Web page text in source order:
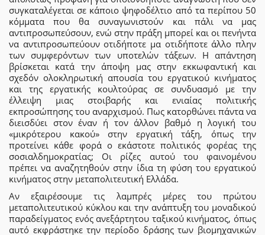
συγκαταλέγεται σε κάποιο ψηφοδέλτιο από τα περίπου 50
κόμματα που θα συναγωνιστούν και πάλι να μας
αντιπροσωπεύσουν, ενώ στην πράξη μπορεί και οι πενήντα
να αντιπροσωπεύουν οτιδήποτε μα οτιδήποτε άλλο πλην
των συμφερόντων των υποτελών τάξεων. Η απάντηση
βρίσκεται κατά την άποψη μας στην εκκωφαντική και
σχεδόν ολοκληρωτική απουσία του εργατικού κινήματος
και της εργατικής κουλτούρας σε συνδυασμό με την
έλλειψη μιας στοιβαρής και ενιαίας πολιτικής
εκπροσώπησης του αναρχισμού. Πως κατορθώνει πάντα να
διεισδύει στον έναν ή τον άλλον βαθμό η λογική του
«μικρότερου κακού» στην εργατική τάξη, όπως την
προτείνει κάθε φορά ο εκάστοτε πολιτικός φορέας της
σοσιαλδημοκρατίας; Οι ρίζες αυτού του φαινομένου
πρέπει να αναζητηθούν στην ίδια τη φύση του εργατικού
κινήματος στην μεταπολιτευτική Ελλάδα.
Αν εξαιρέσουμε τις λαμπρές μέρες του πρώτου
μεταπολιτευτικού κύκλου και την ανάπτυξη του μοναδικού
παραδείγματος ενός ανεξάρτητου ταξικού κινήματος, όπως
αυτό εκφράστηκε την περίοδο δράσης των βιομηχανικών